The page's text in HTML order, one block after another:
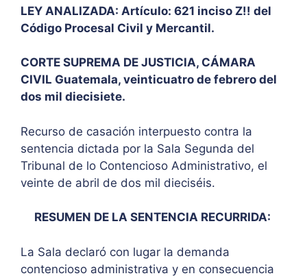
LEY ANALIZADA: Artículo: 621 inciso Z!! del
Código Procesal Civil y Mercantil.
CORTE SUPREMA DE JUSTICIA, CÁMARA
CIVIL Guatemala, veinticuatro de febrero del
dos mil diecisiete.
Recurso de casación interpuesto contra la
sentencia dictada por la Sala Segunda del
Tribunal de lo Contencioso Administrativo, el
veinte de abril de dos mil dieciséis.
RESUMEN DE LA SENTENCIA RECURRIDA:
La Sala declaró con lugar la demanda
contencioso administrativa y en consecuencia